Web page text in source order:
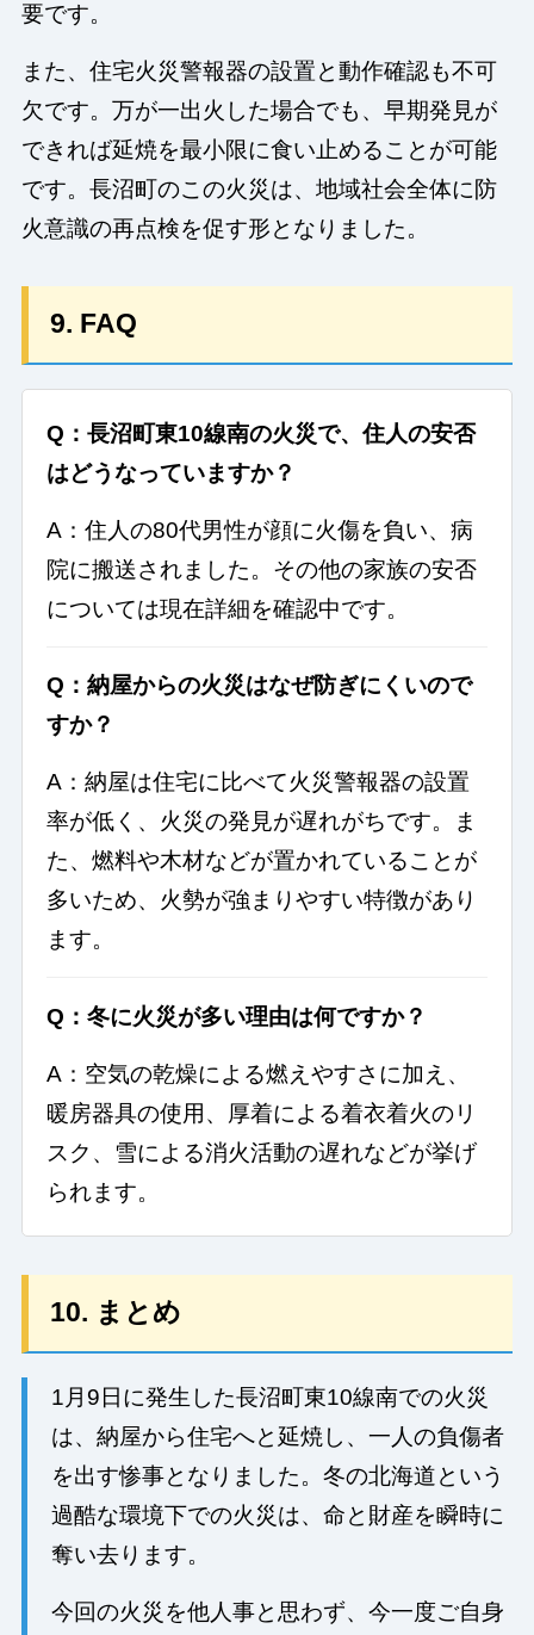
要です。
また、住宅火災警報器の設置と動作確認も不可
欠です。万が一出火した場合でも、早期発見が
できれば延焼を最小限に食い止めることが可能
です。長沼町のこの火災は、地域社会全体に防
火意識の再点検を促す形となりました。
9. FAQ
Q：長沼町東10線南の火災で、住人の安否
はどうなっていますか？
A：住人の80代男性が顔に火傷を負い、病
院に搬送されました。その他の家族の安否
については現在詳細を確認中です。
Q：納屋からの火災はなぜ防ぎにくいので
すか？
A：納屋は住宅に比べて火災警報器の設置
率が低く、火災の発見が遅れがちです。ま
た、燃料や木材などが置かれていることが
多いため、火勢が強まりやすい特徴があり
ます。
Q：冬に火災が多い理由は何ですか？
A：空気の乾燥による燃えやすさに加え、
暖房器具の使用、厚着による着衣着火のリ
スク、雪による消火活動の遅れなどが挙げ
られます。
10. まとめ
1月9日に発生した長沼町東10線南での火災
は、納屋から住宅へと延焼し、一人の負傷者
を出す惨事となりました。冬の北海道という
過酷な環境下での火災は、命と財産を瞬時に
奪い去ります。
今回の火災を他人事と思わず、今一度ご自身